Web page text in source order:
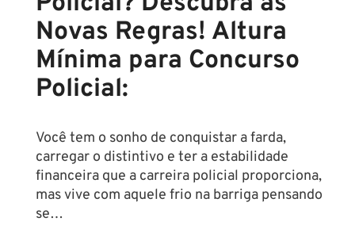
Novas Regras! Altura
Mínima para Concurso
Policial:
Você tem o sonho de conquistar a farda,
carregar o distintivo e ter a estabilidade
financeira que a carreira policial proporciona,
mas vive com aquele frio na barriga pensando
se…